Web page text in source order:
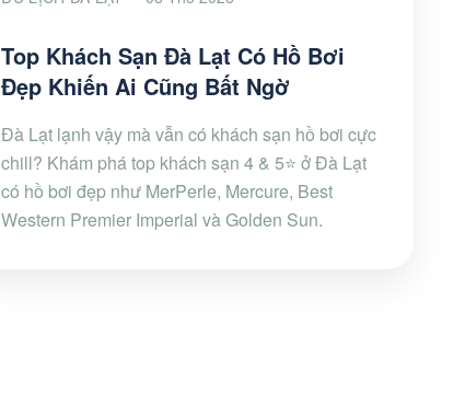
Top Khách Sạn Đà Lạt Có Hồ Bơi
Đẹp Khiến Ai Cũng Bất Ngờ
Đà Lạt lạnh vậy mà vẫn có khách sạn hồ bơi cực
chill? Khám phá top khách sạn 4 & 5⭐ ở Đà Lạt
có hồ bơi đẹp như MerPerle, Mercure, Best
Western Premier Imperial và Golden Sun.